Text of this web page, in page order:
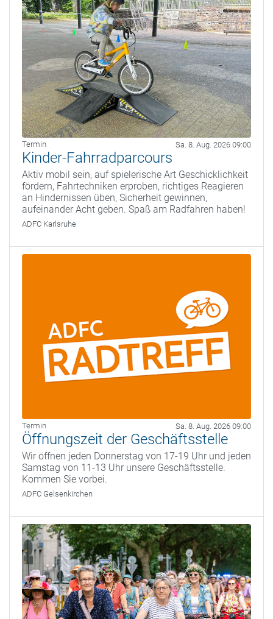
Termin Sa. 8. Aug. 2026 09:00
Kinder-Fahrradparcours
Aktiv mobil sein, auf spielerische Art Geschicklichkeit
fördern, Fahrtechniken erproben, richtiges Reagieren
an Hindernissen üben, Sicherheit gewinnen,
aufeinander Acht geben. Spaß am Radfahren haben!
ADFC Karlsruhe
Termin Sa. 8. Aug. 2026 09:00
Öffnungszeit der Geschäftsstelle
Wir öffnen jeden Donnerstag von 17-19 Uhr und jeden
Samstag von 11-13 Uhr unsere Geschäftsstelle.
Kommen Sie vorbei.
ADFC Gelsenkirchen